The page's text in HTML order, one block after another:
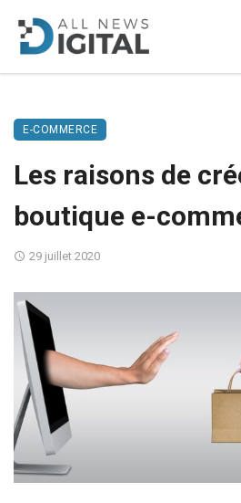
E-COMMERCE
Les raisons de
boutique e-
29 juillet 2020